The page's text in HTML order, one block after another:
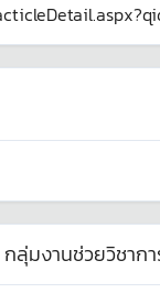
กลุ่มงานช่วยวิชาก